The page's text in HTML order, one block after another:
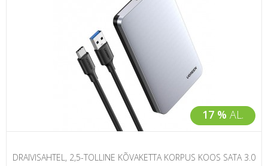
17 % AL.
DRAIVISAHTEL, 2,5-TOLLINE KÕVAKETTA KORPUS KOOS SATA 3.0